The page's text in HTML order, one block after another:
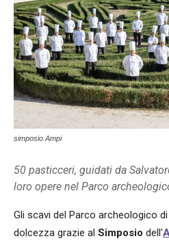
simposio Ampi
50 pasticceri, guidati da
loro opere nel Parco
Gli scavi del Parco archeologico di
dolcezza grazie al Simposio dell'